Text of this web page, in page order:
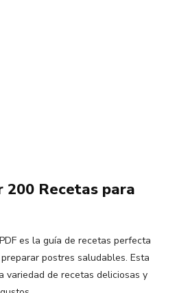
200 Recetas para
es la guía de recetas perfecta
postres saludables. Esta
variedad de recetas deliciosas y